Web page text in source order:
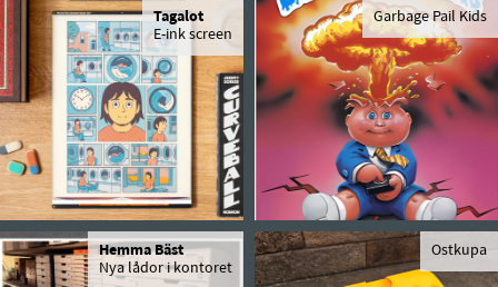
Tagalot
E-ink screen
Garbage Pail Kids
Hemma Bäst
Nya lådor i kontoret
Ostkupa